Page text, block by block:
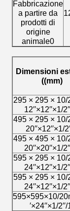
Fabbricazione
a partire da
prodotti di
origine
animale0
Dimensioni
((mm)
295 × 295 × 10/
12′′×12′′×1/
495 × 295 × 10/
20′′×12′′×1/
495 × 495 × 10/
20′′×20′′×1/
595 × 295 × 10/
24′′×12′′×1/
595 × 295 × 10/
24′′×12′′×1/
595×595×10/
′×24′′×1/2′′/